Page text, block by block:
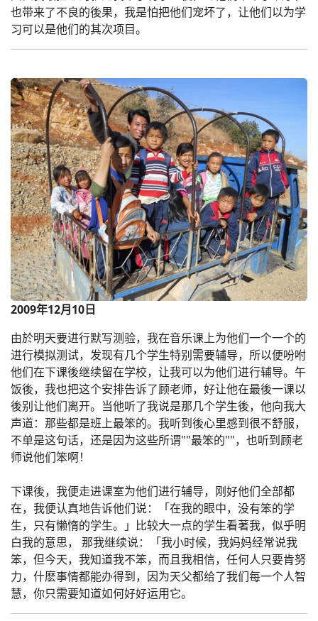
也带来了不良的後果，我是怕把他们宠坏了，让他们以为学
习可以是他们的其次项目。
2009年12月10日
由於明天要进行默写测验，我在音乐课上为他们一个一个的
进行模拟测试，发现有几个学生特别需要辅导，所以便吩咐
他们在下课後继续留在学校，让我可以为他们进行辅导。午
饭後，我也把这个安排告诉了顾老师，好让他在最後一课以
後别让他们离开。当他听了我说是那几个学生後，他向我大
声道：那些都是班上最笨的。我听到後心里感到很不舒服，
不单是这句话，还是因为这些所谓""最笨的""，也听到顾老
师说他们笨啊！
下课後，我便走进课室为他们进行辅导，刚好他们全部都
在，我便认真地告诉他们说：「在我的眼中，没有笨的学
生，只有懒惰的学生。」比较大一点的学生看著我，似乎明
白我的意思， 那我继续说：「我小时候，我妈妈经常说我
笨，但今天，我知道我不笨，而且我相信，任何人只要肯努
力，什麽事情都能办得到，因为天父都给了我们每一个人智
慧，你只需要知道如何好好运用它。